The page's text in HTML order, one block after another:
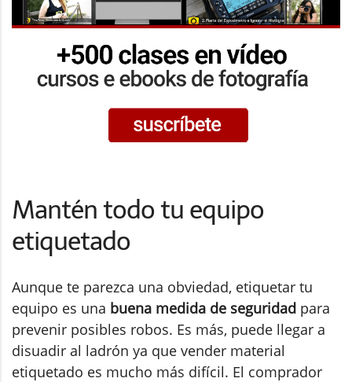
Mantén todo tu equipo
etiquetado
Aunque te parezca una obviedad, etiquetar tu
equipo es una buena medida de seguridad para
prevenir posibles robos. Es más, puede llegar a
disuadir al ladrón ya que vender material
etiquetado es mucho más difícil. El comprador